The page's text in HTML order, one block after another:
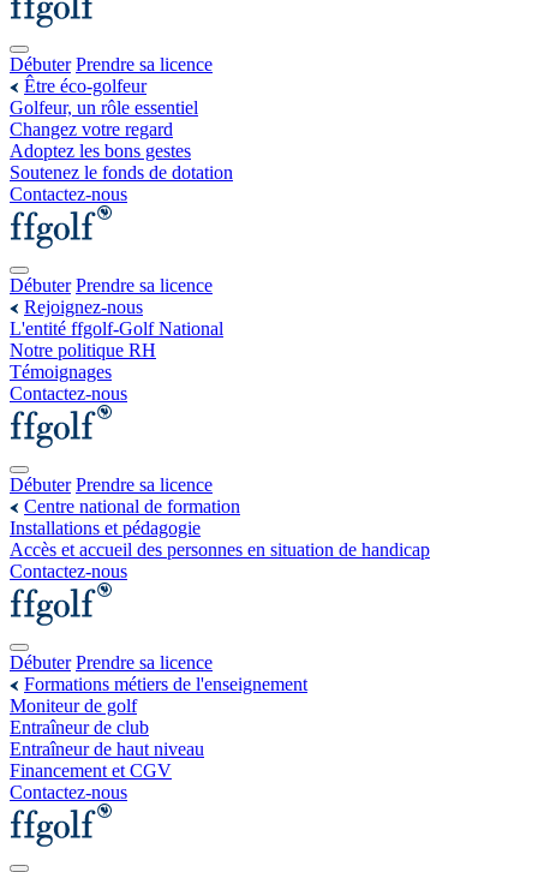
Débuter Prendre sa licence
Être éco-golfeur
Golfeur, un rôle essentiel
Changez votre regard
Adoptez les bons gestes
Soutenez le fonds de dotation
Contactez-nous
Débuter Prendre sa licence
Rejoignez-nous
L'entité ffgolf-Golf National
Notre politique RH
Témoignages
Contactez-nous
Débuter Prendre sa licence
Centre national de formation
Installations et pédagogie
Accès et accueil des personnes en situation de handicap
Contactez-nous
Débuter Prendre sa licence
Formations métiers de l'enseignement
Moniteur de golf
Entraîneur de club
Entraîneur de haut niveau
Financement et CGV
Contactez-nous